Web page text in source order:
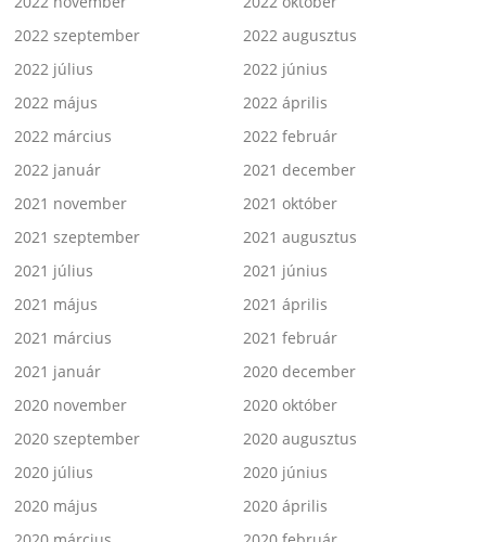
2022 szeptember
2022 augusztus
2022 július
2022 június
2022 május
2022 április
2022 március
2022 február
2022 január
2021 december
2021 november
2021 október
2021 szeptember
2021 augusztus
2021 július
2021 június
2021 május
2021 április
2021 március
2021 február
2021 január
2020 december
2020 november
2020 október
2020 szeptember
2020 augusztus
2020 július
2020 június
2020 május
2020 április